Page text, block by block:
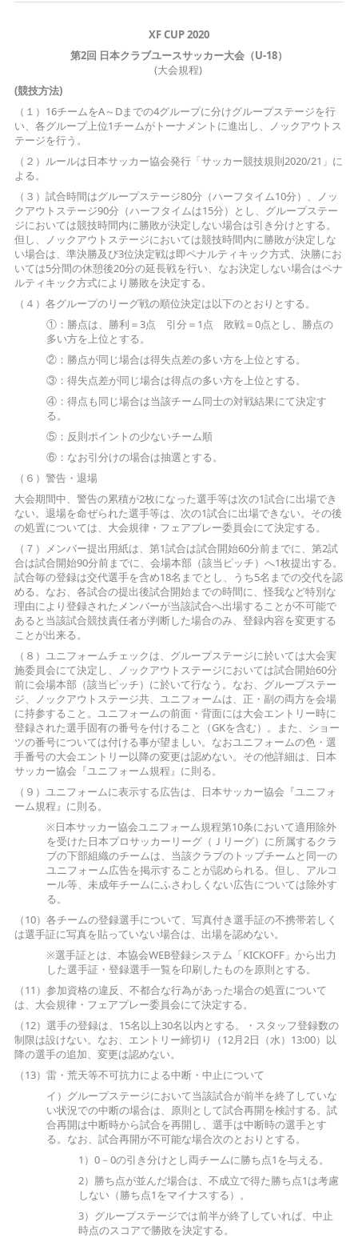
XF CUP 2020
第2回 日本クラブユースサッカー大会（U-18）
(大会規程)
(競技方法)
（１）16チームをA～Dまでの4グループに分けグループステージを行
い、各グループ上位1チームがトーナメントに進出し、ノックアウトス
テージを行う。
（２）ルールは日本サッカー協会発行「サッカー競技規則2020/21」に
よる。
（３）試合時間はグループステージ80分（ハーフタイム10分）、ノッ
クアウトステージ90分（ハーフタイムは15分）とし、グループステー
ジにおいては競技時間内に勝敗が決定しない場合は引き分けとする。
但し、ノックアウトステージにおいては競技時間内に勝敗が決定しな
い場合は、準決勝及び3位決定戦は即ペナルティキック方式、決勝にお
いては5分間の休憩後20分の延長戦を行い、なお決定しない場合はペナ
ルティキック方式により勝敗を決定する。
（４）各グループのリーグ戦の順位決定は以下のとおりとする。
①：勝点は、勝利＝3点 引分＝1点 敗戦＝0点とし、勝点の
多い方を上位とする。
②：勝点が同じ場合は得失点差の多い方を上位とする。
③：得失点差が同じ場合は得点の多い方を上位とする。
④：得点も同じ場合は当該チーム同士の対戦結果にて決定す
る。
⑤：反則ポイントの少ないチーム順
⑥：なお引分けの場合は抽選とする。
（６）警告・退場
大会期間中、警告の累積が2枚になった選手等は次の1試合に出場でき
ない。退場を命ぜられた選手等は、次の1試合に出場できない。その後
の処置については、大会規律・フェアプレー委員会にて決定する。
（７）メンバー提出用紙は、第1試合は試合開始60分前までに、第2試
合は試合開始90分前までに、会場本部（該当ピッチ）へ1枚提出する。
試合毎の登録は交代選手を含め18名までとし、うち5名までの交代を認
める。なお、各試合の提出後試合開始までの時間に、怪我など特別な
理由により登録されたメンバーが当該試合へ出場することが不可能で
あると当該試合競技責任者が判断した場合のみ、登録内容を変更する
ことが出来る。
（８）ユニフォームチェックは、グループステージに於いては大会実
施委員会にて決定し、ノックアウトステージにおいては試合開始60分
前に会場本部（該当ピッチ）に於いて行なう。なお、グループステー
ジ、ノックアウトステージ共、ユニフォームは、正・副の両方を会場
に持参すること。ユニフォームの前面・背面には大会エントリー時に
登録された選手固有の番号を付けること（GKを含む）。また、ショー
ツの番号については付ける事が望ましい。なおユニフォームの色・選
手番号の大会エントリー以降の変更は認めない。その他詳細は、日本
サッカー協会『ユニフォーム規程』に則る。
（９）ユニフォームに表示する広告は、日本サッカー協会『ユニフォ
ーム規程』に則る。
※日本サッカー協会ユニフォーム規程第10条において適用除外
を受けた日本プロサッカーリーグ（Ｊリーグ）に所属するクラ
ブの下部組織のチームは、当該クラブのトップチームと同一の
ユニフォーム広告を掲示することが認められる。但し、アルコ
ール等、未成年チームにふさわしくない広告については除外す
る。
（10）各チームの登録選手について、写真付き選手証の不携帯若しく
は選手証に写真を貼っていない場合は、出場を認めない。
※選手証とは、本協会WEB登録システム「KICKOFF」から出力
した選手証・登録選手一覧を印刷したものを原則とする。
（11）参加資格の違反、不都合な行為があった場合の処置について
は、大会規律・フェアプレー委員会にて決定する。
（12）選手の登録は、15名以上30名以内とする。・スタッフ登録数の
制限は設けない。なお、エントリー締切り（12月2日（水）13:00）以
降の選手の追加、変更は認めない。
（13）雷・荒天等不可抗力による中断・中止について
イ）グループステージにおいて当該試合が前半を終了していな
い状況での中断の場合は、原則として試合再開を検討する。試
合再開は中断時から試合を再開し、選手は中断時の選手とす
る。なお、試合再開が不可能な場合次のとおりとする。
1）0－0の引き分けとし両チームに勝ち点1を与える。
2）勝ち点が並んだ場合は、不成立で得た勝ち点1は考慮
しない（勝ち点1をマイナスする）。
3）グループステージでは前半が終了していれば、中止
時点のスコアで勝敗を決定する。